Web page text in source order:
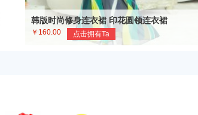
韩版时尚修身连衣裙 印花圆领连衣裙
￥160.00 点击拥有Ta